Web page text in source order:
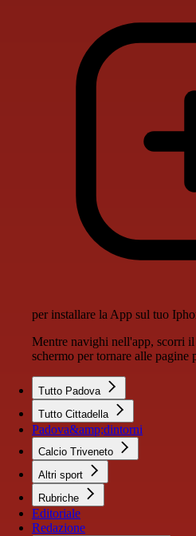
per installare la App sul tuo
Mentre navighi nell'app, scorri
schermo per tornare alle pagine
Tutto Padova
Tutto Cittadella
Padova&amp;dintorni
Calcio Triveneto
Altri sport
Rubriche
Editoriale
Redazione